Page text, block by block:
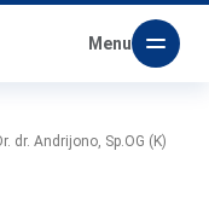
Menu
dr. Andrijono, Sp.OG (K)